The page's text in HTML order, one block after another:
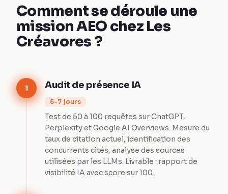
Comment se déroule une
mission AEO chez Les
Créavores ?
1 Audit de présence IA
5-7 jours
Test de 50 à 100 requêtes sur ChatGPT,
Perplexity et Google AI Overviews. Mesure du
taux de citation actuel, identification des
concurrents cités, analyse des sources
utilisées par les LLMs. Livrable : rapport de
visibilité IA avec score sur 100.